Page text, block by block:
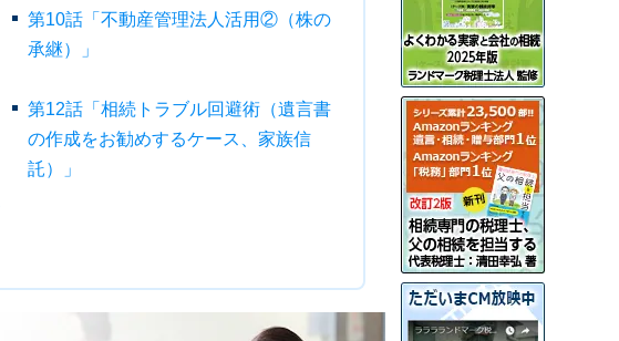
第10話「不動産管理法人活用②（株の
承継）」
第12話「相続トラブル回避術（遺言書
の作成をお勧めするケース、家族信
託）」